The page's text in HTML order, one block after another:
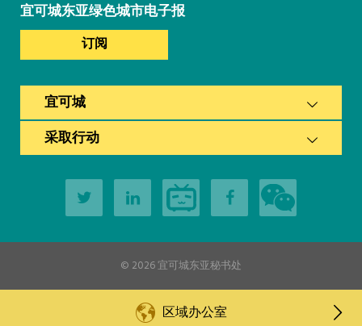
宜可城东亚绿色城市电子报
订阅
宜可城
采取行动
© 2026宜可城东亚秘书处
区域办公室